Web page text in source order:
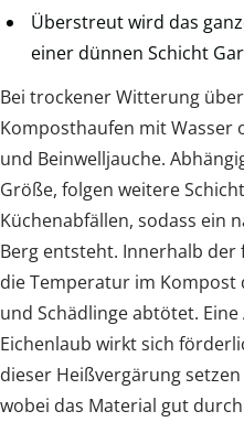
Überstreut wird das
einer dünnen Schicht
Bei trockener Witterung
Komposthaufen mit Wasser
und Beinwelljauche.
Größe, folgen weitere
Küchenabfällen, sodass ein
Berg entsteht. Innerhalb der
die Temperatur im Kompost
und Schädlinge abtötet.
Eichenlaub wirkt sich
dieser Heißvergärung
wobei das Material gut